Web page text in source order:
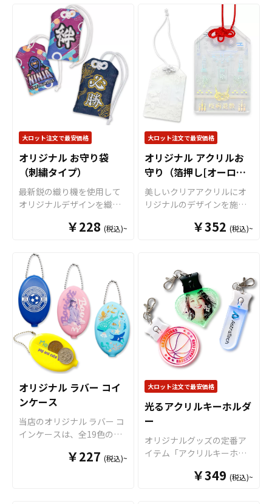
えておりますので、お客様
にはデザインを入稿してい
ただくだけでオリジナル商
品として販売していただく
ことができます。オリジナ
ルグッズの制作やOEMをご
検討中の業者様もお気軽に
ご相談ください。 箔押しの
場合、最低ロット100個から
となります。 50個でのご注
文はできませんのでご注意
ください。
での対応も可能ですのでご
不明点がありましたらお気
軽にご相談ください。 また
アクリルキーホルダーの大
ロットのご相談はこちらで
もお受けしております。
ろんマザーズバッグや通勤
バッグ、コミケ・同人グッ
ズ配布のサブバッグとして
も幅広く活躍します。複雑
な形状や色数の多いデザイ
ンでも印刷単価が従来方式
に比べて比較的リーズナブ
ルとなっていることも特徴
です。企業やショップのノ
ベルティ、フェスやイベン
ト、アニメグッズ等の販促
品等様々なシーンでご利用
いただける人気のアイテム
です。OEMなどの販売に必
要な資材も取り揃えており
ますので、お客様にはデザ
インをご入稿いただくだけ
でオリジナル商品として販
売していただくことができ
メ、エンタメ、スポーツ、
官公庁、またコミケなどの
同人グッズ販売など様々な
業界に人気です。 国内生産
で短納期、小ロットからの
製作も承っておりますの
で、個人のお客様から企
業・業者のかた問わずお気
軽にご相談ください。
「
ボトルキャップアク
」は、ペットボトルの
キャップに取り付けるだけ
で“推しのアクリルスタンド
専用ステージ”が完成！
なシーンで推し活がもっと
楽しくなる アイテムです。
独自設計のボトルキャップ
部分
特許出願中）は多く
のペットボトルにしっかり
フィットし、選べる6色のカ
ラーラインナップで作品世
界に合わせた表現が可能。
アクスタ部分はダイカット
加工に対応しており、キャ
ラクター・ロゴ・シンボル
など自由な形状で制作でき
ます。場所を取らないミニ
サイズながら、飾り映えす
レイをワンランクUP！
すべ
て国内生産のメイド・イ
ン・ジャパン製品です ！販
売に必要な資材も取り揃え
ておりますので、お客様に
はデザインを入稿していた
だくだけでオリジナル商品
として販売していただくこ
とができます。オリジナル
グッズの制作やOEMをご検
討中の業者様もお気軽にご
の投稿もされやすいアイテ
ムですので、 アニメやゲー
グッズ、スポーツチーム応
大ロット注文で最安価格
オリジナル お守り袋
（刺繍タイプ）
最新鋭の織り機を使用して
オリジナルデザインを織り
ナル お守り袋(刺繍タイ
はのソフトな手触りと光沢
感が魅力的なオリジナルお
守りが作れます。煌びやか
な風合いの金糸と銀糸も使
用することができますの
で、より高級感の特別なオ
リジナルお守りもお楽しみ
いただけます。またデザイ
ンは「刺繍」以外にも昇華
転写による印刷も可能で
す。 お守りを彩るメガネ紐
は、デザインに合わせてお
選びいただける全5色のカラ
ーをご用意いたしました。
推しのアーティストやキャ
トのチケット当選を願う
￥228 (税込)~
大ロット注文で最安価格
オリジナル アクリルお
守り（箔押し[オーロ
ラ]）
美しいクリアアクリルにオ
リジナルのデザインを施す
アクリルお守り」です。 ア
と裏からそれぞれ印刷を施
すことで立体的な見え方が
美しい「両面印刷」、デザ
インがきらびやかに輝く
「箔押し」など、複数のプ
リント方法をご用意してお
ります。透明度が高いクリ
アアクリルを使用していま
すので、透明感を活かした
デザインでの制作がオスス
メです。 メガネ紐は全9色の
カラーラインナップがござ
いますので、デザインや用
途に合わせてお選びくださ
い。また、飾り紐の追加や
キーホルダータイプへの変
更、カラーアクリルなどの
オプション仕様にも対応可
￥352 (税込)~
オリジナル ラバー コイ
ンケース
当店のオリジナル ラバー コ
インケースは、全19色のカ
べる、水に強くて丈夫なラ
￥227 (税込)~
大ロット注文で最安価格
光るアクリルキーホルダ
ー
オリジナルグッズの定番ア
イテム「アクリルキーホル
に発光するLEDライトがつ
￥349 (税込)~